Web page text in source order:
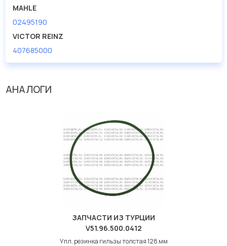
MAHLE
02495190
VICTOR REINZ
407685000
АНАЛОГИ
ЗАПЧАСТИ ИЗ ТУРЦИИ
V51.96.500.0412
Упл. резинка гильзы толстая 128 мм